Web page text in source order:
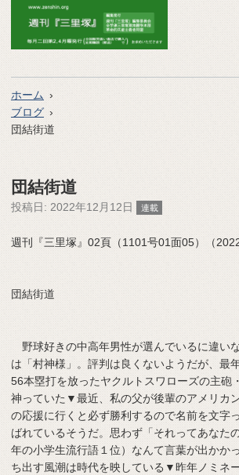
ホーム
ブログ
団結街道
団結街道
投稿日: 2022年12月12日 連載
週刊『三里塚』02頁（1101号01面05）（
団結街道
野球好きの中高年男性が選んでいるに違い
は「村神様」。評判は良くないようだが、最
56本塁打を放ったヤクルトスワローズの主砲
神っていた▼最近、私の父が後輩のアメリカ
の応援に行くと必ず勝利するので名前を文字
ばれているそうだ。思わず「それってあなた
年の小学生流行語１位）なんて言葉が出かか
ち出す風潮は時代を映している▼昨年ノミネ